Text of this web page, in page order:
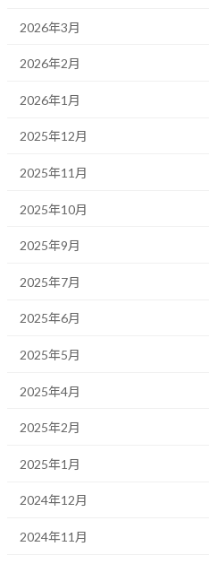
2026年3月
2026年2月
2026年1月
2025年12月
2025年11月
2025年10月
2025年9月
2025年7月
2025年6月
2025年5月
2025年4月
2025年2月
2025年1月
2024年12月
2024年11月